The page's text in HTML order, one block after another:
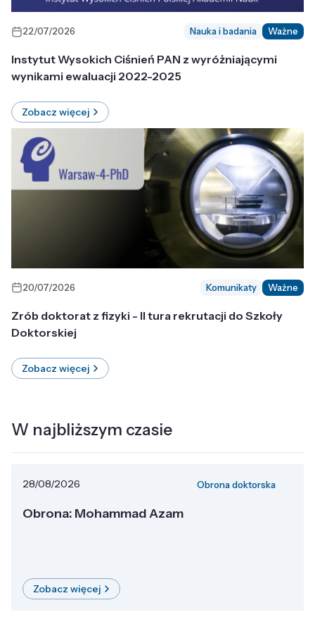
22/07/2026 Nauka i badania Ważne
Instytut Wysokich Ciśnień PAN z wyróżniającymi
wynikami ewaluacji 2022-2025
Zobacz więcej
20/07/2026 Komunikaty Ważne
Zrób doktorat z fizyki - II tura rekrutacji do Szkoły
Doktorskiej
Zobacz więcej
W najbliższym czasie
28/08/2026 Obrona doktorska
Obrona: Mohammad Azam
Zobacz więcej